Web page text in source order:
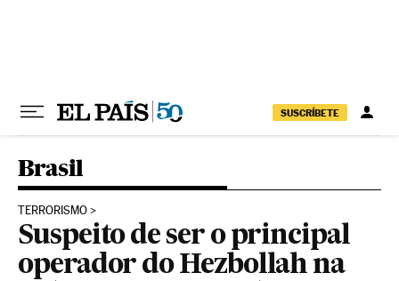
SUSCRÍBETE
Brasil
TERRORISMO
Suspeito de ser o principal
operador do Hezbollah na